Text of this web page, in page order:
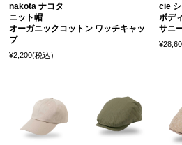
nakota ナコタ
ニット帽
オーガニックコットン ワッチキャッ
プ
¥2,200(税込）
cie
ボデ
サニ